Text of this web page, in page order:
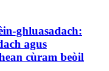
ghluasadach:
agus
cùram beòil